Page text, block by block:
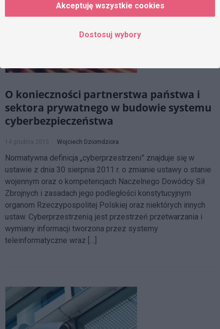
O konieczności partnerstwa państwa i
sektora prywatnego w budowie systemu
cyberbezpieczeństwa
14 grudnia 2015 Wojciech Dziomdziora
Normatywna definicja „cyberprzestrzeni” znajduje się w
ustawie z dnia 30 sierpnia 2011 r. o zmianie ustawy o stanie
wojennym oraz o kompetencjach Naczelnego Dowódcy Sił
Zbrojnych i zasadach jego podległości konstytucyjnym
organom Rzeczypospolitej Polskiej oraz niektórych innych
ustaw. Cyberprzestrzenią jest przestrzeń przetwarzania i
wymiany informacji tworzona przez systemy
teleinformatyczne wraz […]
Akceptuję wszystkie cookies
Dostosuj wybory